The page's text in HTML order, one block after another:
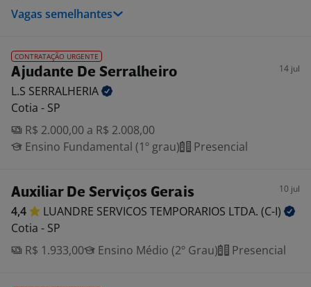
Vagas semelhantes
CONTRATAÇÃO URGENTE
Ajudante De Serralheiro 14 jul
L.S SERRALHERIA
Cotia - SP
R$ 2.000,00 a R$ 2.008,00
Ensino Fundamental (1º grau)
Presencial
Auxiliar De Serviços Gerais 10 jul
4,4 LUANDRE SERVICOS TEMPORARIOS LTDA. (C-I)
Cotia - SP
R$ 1.933,00
Ensino Médio (2º Grau) Presencial